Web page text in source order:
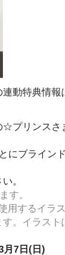
動特典情報
プリンスさ
にブライン
。
す。
用するイラ
。イラス
月7日(日)